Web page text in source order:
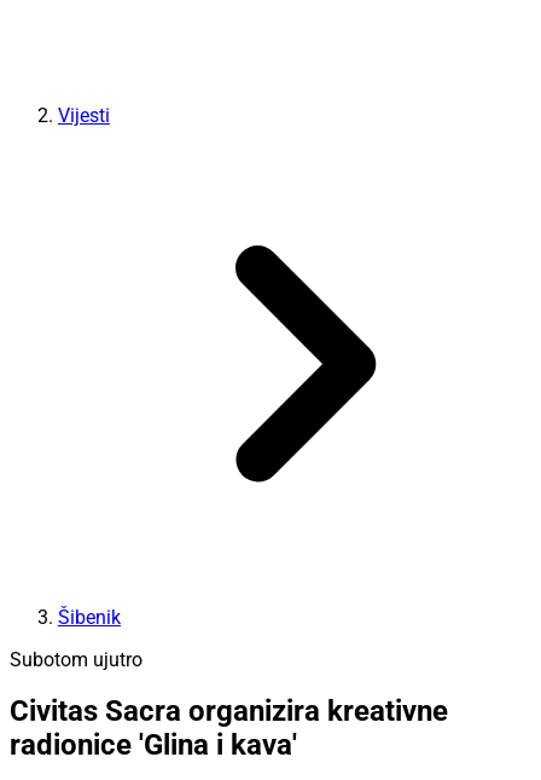
Vijesti
Šibenik
Subotom ujutro
Civitas Sacra organizira kreativne
radionice 'Glina i kava'